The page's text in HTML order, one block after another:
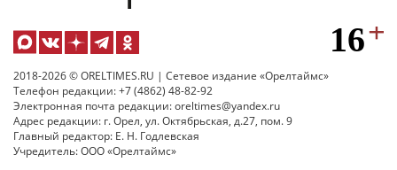
2018-2026 © ORELTIMES.RU | Сетевое издание «Орелтаймс»
Телефон редакции: +7 (4862) 48-82-92
Электронная почта редакции: oreltimes@yandex.ru
Адрес редакции: г. Орел, ул. Октябрьская, д.27, пом. 9
Главный редактор: Е. Н. Годлевская
Учредитель: ООО «Орелтаймс»